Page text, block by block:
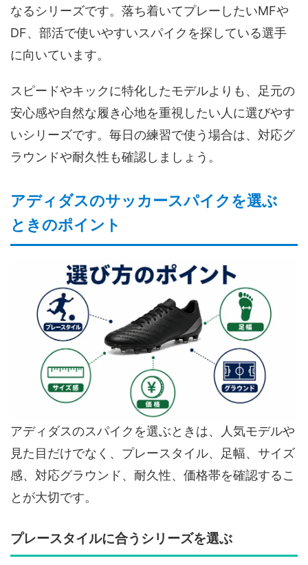
なるシリーズです。落ち着いてプレーしたいMFや
DF、部活で使いやすいスパイクを探している選手
に向いています。
スピードやキックに特化したモデルよりも、足元の
安心感や自然な履き心地を重視したい人に選びやす
いシリーズです。毎日の練習で使う場合は、対応グ
ラウンドや耐久性も確認しましょう。
アディダスのサッカースパイクを選ぶ
ときのポイント
アディダスのスパイクを選ぶときは、人気モデルや
見た目だけでなく、プレースタイル、足幅、サイズ
感、対応グラウンド、耐久性、価格帯を確認するこ
とが大切です。
プレースタイルに合うシリーズを選ぶ